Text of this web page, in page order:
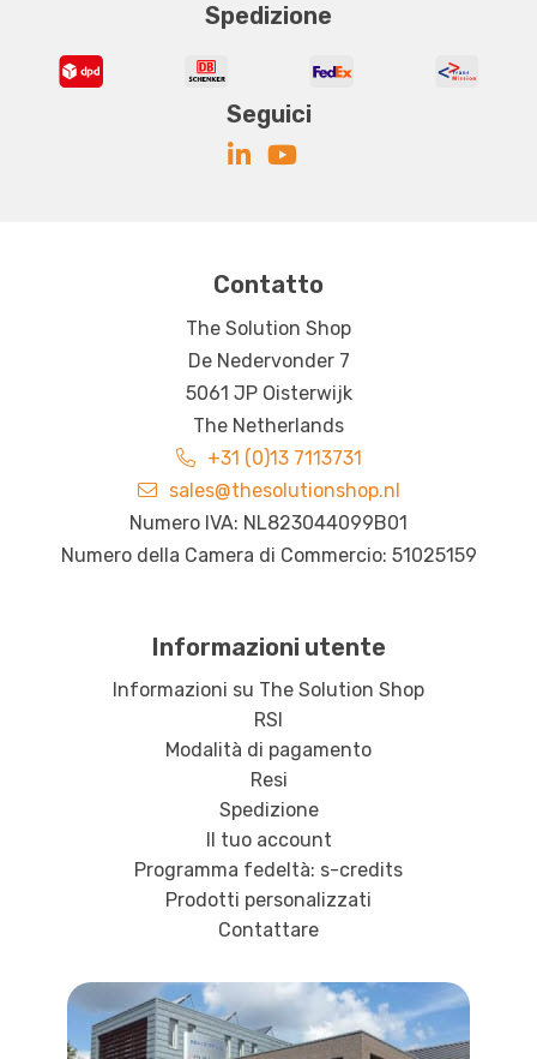
Spedizione
Seguici
Contatto
The Solution Shop
De Nedervonder 7
5061 JP Oisterwijk
The Netherlands
+31 (0)13 7113731
sales@thesolutionshop.nl
Numero IVA: NL823044099B01
Numero della Camera di Commercio: 51025159
Informazioni utente
Informazioni su The Solution Shop
RSI
Modalità di pagamento
Resi
Spedizione
Il tuo account
Programma fedeltà: s-credits
Prodotti personalizzati
Contattare